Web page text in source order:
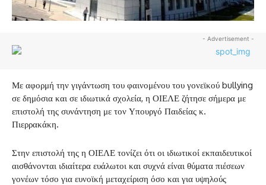
- Advertisement -
Με αφορμή την γιγάντωση του φαινομένου του γονεϊκού bullying
σε δημόσια και σε ιδιωτικά σχολεία, η ΟΙΕΛΕ ζήτησε σήμερα με
επιστολή της συνάντηση με τον Υπουργό Παιδείας κ.
Πιερρακάκη.
Στην επιστολή της η ΟΙΕΛΕ τονίζει ότι οι ιδιωτικοί εκπαιδευτικοί
αισθάνονται ιδιαίτερα ευάλωτοι και συχνά είναι θύματα πιέσεων
γονέων τόσο για ευνοϊκή μεταχείριση όσο και για υψηλούς